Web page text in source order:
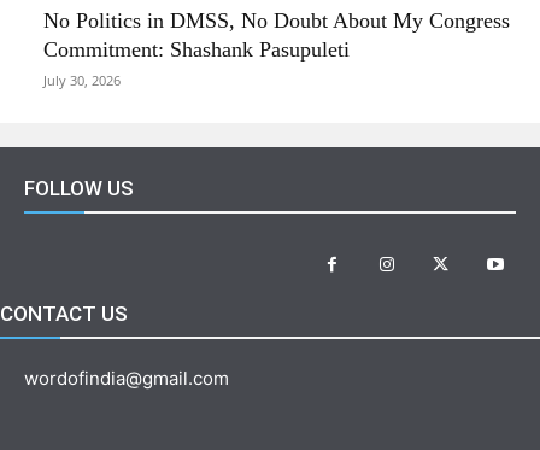
No Politics in DMSS, No Doubt About My Congress
Commitment: Shashank Pasupuleti
July 30, 2026
FOLLOW US
CONTACT US
wordofindia@gmail.com